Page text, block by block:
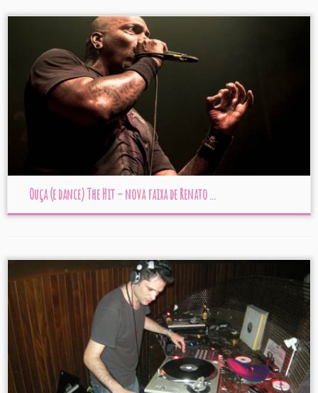
Ouça (e dance) The Hit – nova faixa de Renato ...